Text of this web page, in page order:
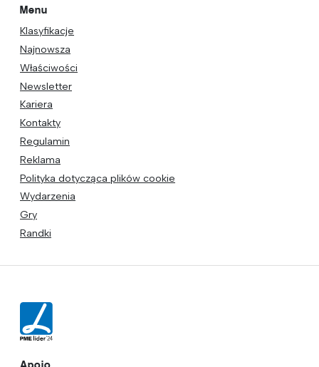
Menu
Klasyfikacje
Najnowsza
Właściwości
Newsletter
Kariera
Kontakty
Regulamin
Reklama
Polityka dotycząca plików cookie
Wydarzenia
Gry
Randki